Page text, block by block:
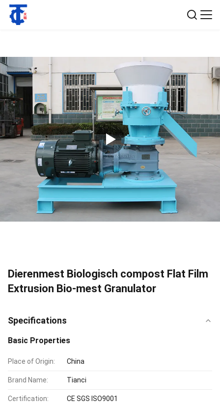
Dierenmest Biologisch compost Flat Film
Extrusion Bio-mest Granulator
Specifications
Basic Properties
Place of Origin: China
Brand Name: Tianci
Certification: CE SGS ISO9001